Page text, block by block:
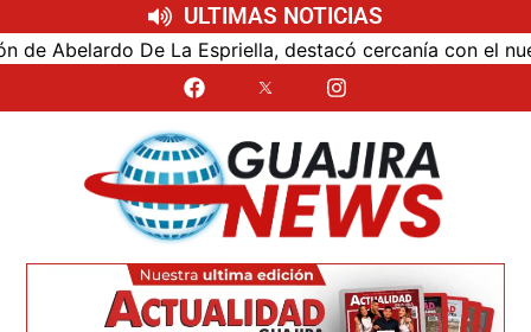
ULTIMAS NOTICIAS
De La Espriella, destacó cercanía con el nuevo